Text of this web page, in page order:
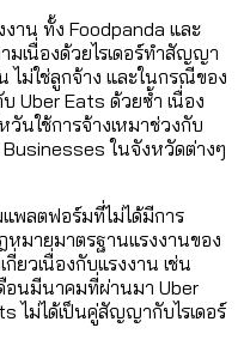
าน ทั้ง Foodpanda และ
มเนื่องด้วยไรเดอร์ทำสัญญา
ม่ใช่ลูกจ้าง และในกรณีของ
Uber Eats ด้วยซ้ำ เนื่อง
นใช้การจ้างเหมาช่วงกับ
ในจังหวัดต่างๆ
พลตฟอร์มที่ไม่ได้มีการ
หมายมาตรฐานแรงงานของ
ยวเนื่องกับแรงงาน เช่น
อนมีนาคมที่ผ่านมา Uber
ไม่ได้เป็นคู่สัญญากับไรเดอร์